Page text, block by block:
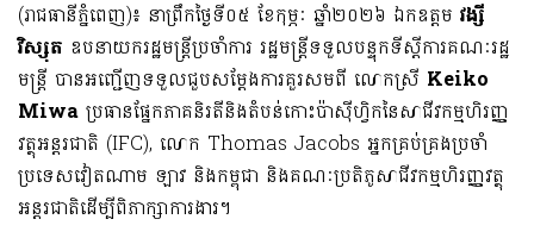
(រាជធានីភ្នំពេញ)៖ នាព្រឹកថ្ងៃទី០៥ ខែកុម្ភៈ ឆ្នាំ២០២៦ ឯកឧត្តម វង្សី
វិស្សុត ឧបនាយករដ្ឋមន្ត្រីប្រចាំការ រដ្ឋមន្ត្រី​ទទួលបន្ទុកទីស្ដីការគណៈរដ្ឋ
មន្ត្រី បានអញ្ជើញទទួលជួបសម្តែងការគួរសមពី លោកស្រី Keiko
Miwa ប្រធានផ្នែកភាគនិរតីនិងតំបន់កោះប៉ាស៊ីហ្វិកនៃសាជីវកម្មហិរញ្ញ
វត្ថុអន្តរជាតិ (IFC), លោក Thomas Jacobs អ្នកគ្រប់គ្រងប្រចាំ
ប្រទេសវៀតណាម ឡាវ និងកម្ពុជា និងគណៈប្រតិភូសាជីវកម្មហិរញ្ញវត្ថុ
អន្តរជាតិដើម្បីពិភាក្សាការងារ។